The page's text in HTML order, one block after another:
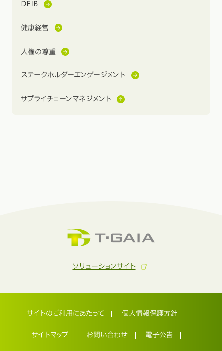
DEIB
健康経営
人権の尊重
ステークホルダーエンゲージメント
サプライチェーンマネジメント
ソリューションサイト
サイトのご利用にあたって 個人情報保護方針
サイトマップ お問い合わせ 電子公告